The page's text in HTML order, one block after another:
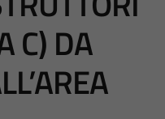
C) DA